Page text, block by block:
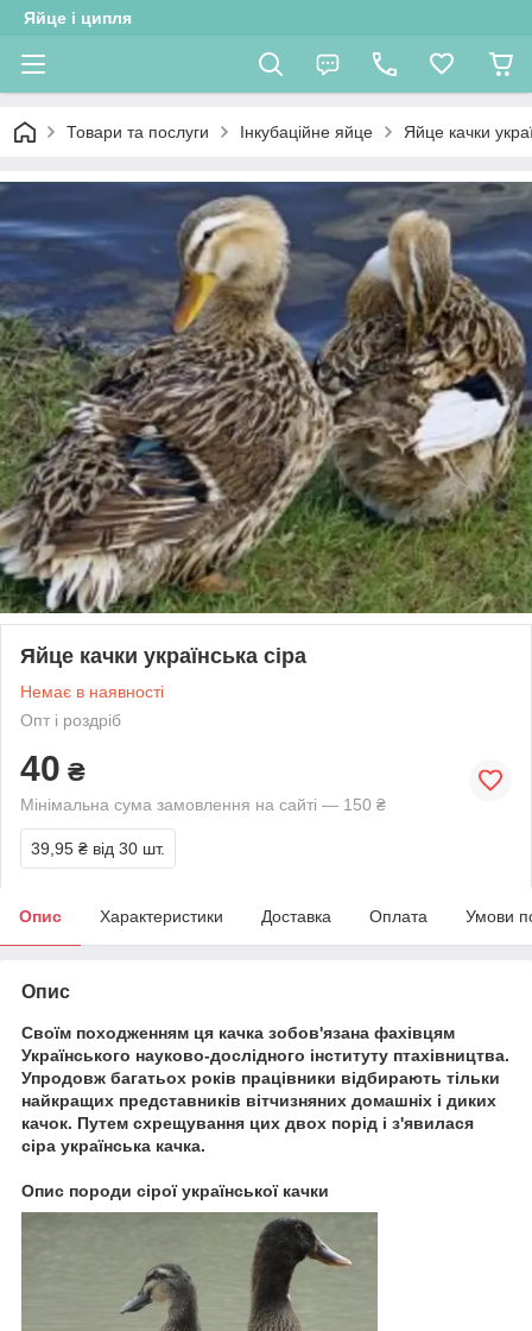
Яйце і ципля
Товари та послуги Інкубаційне яйце Яйце качки
Яйце качки українська сіра
Немає в наявності
Опт і роздріб
40 ₴
Мінімальна сума замовлення на сайті — 150 ₴
39,95 ₴ від 30 шт.
Опис Характеристики Доставка Оплата Умови
Опис
Своїм походженням ця качка зобов'язана фахівцям
Українського науково-дослідного інституту птахівництва.
Упродовж багатьох років працівники відбирають тільки
найкращих представників вітчизняних домашніх і диких
качок. Путем схрещування цих двох порід і з'явилася
сіра українська качка.
Опис породи сірої української качки